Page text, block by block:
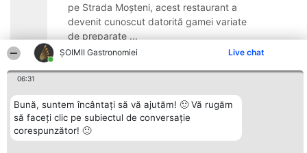
ȘOIMII Gastronomiei Live chat
06:31
Bună, suntem încântați să vă ajutăm! 🙂 Vă rugăm
să faceți clic pe subiectul de conversație
corespunzător! 🙂
pe Strada Moșteni, acest restaurant a
devenit cunoscut datorită gamei variate
de preparate ...
9.1
Organizator Ranking
BRIGHT SOLUTIONS BR SRL
Aleea Timisul De Sus 2 Bl. A30
Sc. A Et. 4 Ap. 13 Cod 061952
Plebiscyt
Câștigătorii
Laureaților
Contact